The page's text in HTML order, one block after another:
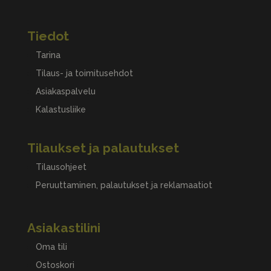
Tiedot
Tarina
Tilaus- ja toimitusehdot
Asiakaspalvelu
Kalastusliike
Tilaukset ja palautukset
Tilausohjeet
Peruuttaminen, palautukset ja reklamaatiot
Asiakastilini
Oma tili
Ostoskori